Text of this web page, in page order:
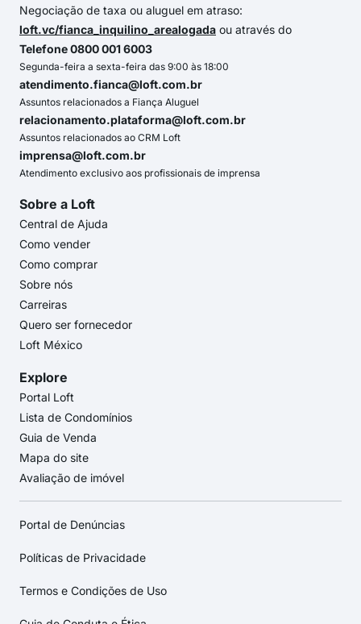
Negociação de taxa ou aluguel em atraso:
loft.vc/fianca_inquilino_arealogada ou através do
Telefone 0800 001 6003
Segunda-feira a sexta-feira das 9:00 às 18:00
atendimento.fianca@loft.com.br
Assuntos relacionados a Fiança Aluguel
relacionamento.plataforma@loft.com.br
Assuntos relacionados ao CRM Loft
imprensa@loft.com.br
Atendimento exclusivo aos profissionais de imprensa
Sobre a Loft
Central de Ajuda
Como vender
Como comprar
Sobre nós
Carreiras
Quero ser fornecedor
Loft México
Explore
Portal Loft
Lista de Condomínios
Guia de Venda
Mapa do site
Avaliação de imóvel
Portal de Denúncias
Políticas de Privacidade
Termos e Condições de Uso